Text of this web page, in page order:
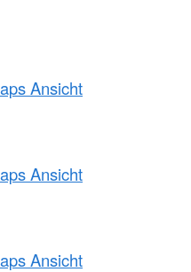
Ansicht
Ansicht
Ansicht